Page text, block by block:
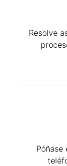
Resolve
Póñase